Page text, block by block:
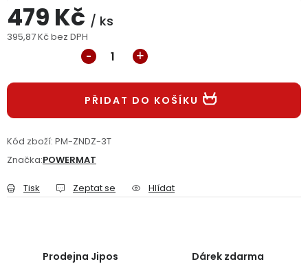
Reklamační formulář Odstoupení ve lhůtě 14 dní
Obchodní podmínky Reklamační řád
479 Kč / ks
395,87 Kč bez DPH
PŘIDAT DO KOŠÍKU
Kód zboží: PM-ZNDZ-3T
Značka:POWERMAT
Tisk Zeptat se Hlídat
Prodejna Jipos Dárek zdarma